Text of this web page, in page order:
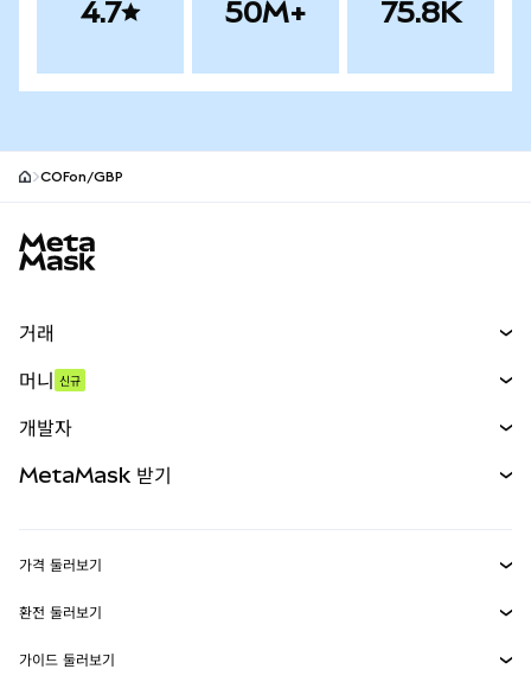
4.7 50M+ 75.8K
COFon/GBP
거래
무기한 선물
실물자산
머니 신규
개발자
MetaMask Connect
Snaps
MetaMask 받기
보안
가격 둘러보기
이더리움 가격
솔라나 가격
환전 둘러보기
ETH를 USD로 환전
가이드 둘러보기